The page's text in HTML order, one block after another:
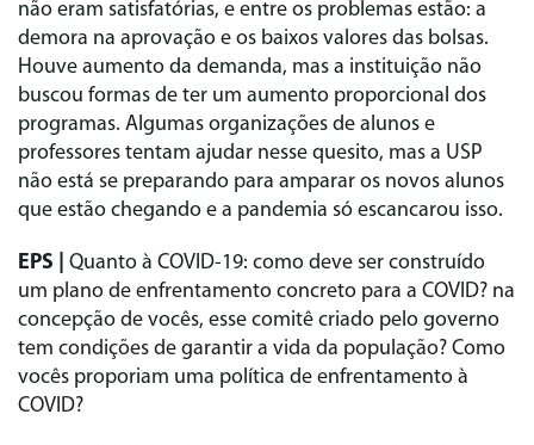
não eram satisfatórias, e entre os problemas estão: a
demora na aprovação e os baixos valores das bolsas.
Houve aumento da demanda, mas a instituição não
buscou formas de ter um aumento proporcional dos
programas. Algumas organizações de alunos e
professores tentam ajudar nesse quesito, mas a USP
não está se preparando para amparar os novos alunos
que estão chegando e a pandemia só escancarou isso.
EPS | Quanto à COVID-19: como deve ser construído
um plano de enfrentamento concreto para a COVID? na
concepção de vocês, esse comitê criado pelo governo
tem condições de garantir a vida da população? Como
vocês proporiam uma política de enfrentamento à
COVID?